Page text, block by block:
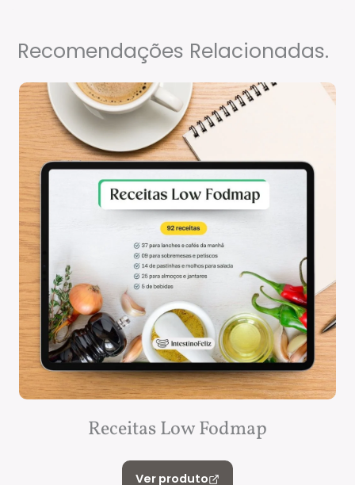
Recomendações Relacionadas.
Receitas Low Fodmap
Ver produto